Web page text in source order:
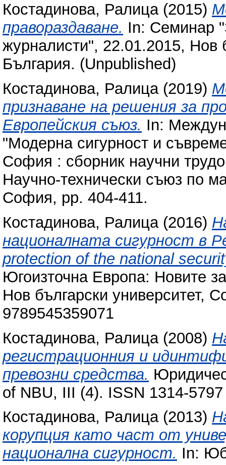
Костадинова, Ралица(2015)
правораздаване. In: Семинар
журналисти", 22.01.2015, Нов
България. (Unpublished)
Костадинова, Ралица(2019)
признаване на решения за
Европейския съюз. In:
"Модерна сигурност и
София : сборник научни
Научно-технически съюз по
София, pp. 404-411.
Костадинова, Ралица(2016)
националната сигурност в
protection of the national
Югоизточна Европа: Новите
Нов български университет,
9789545359071
Костадинова, Ралица(2008)
регистрационния и
превозни средства.
of NBU, III (4). ISSN 1314-5797
Костадинова, Ралица(2013)
корупция като част от
национална сигурност. In: